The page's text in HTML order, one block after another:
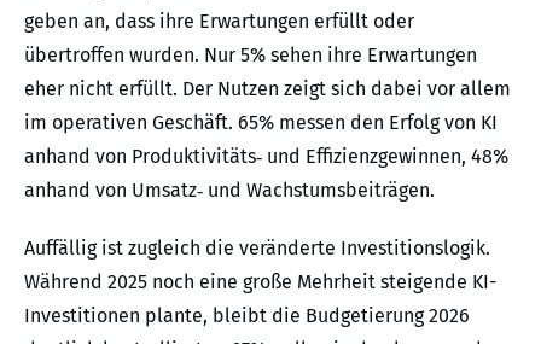
geben an, dass ihre Erwartungen erfüllt oder
übertroffen wurden. Nur 5% sehen ihre Erwartungen
eher nicht erfüllt. Der Nutzen zeigt sich dabei vor allem
im operativen Geschäft. 65% messen den Erfolg von KI
anhand von Produktivitäts‑ und Effizienzgewinnen, 48%
anhand von Umsatz‑ und Wachstumsbeiträgen.
Auffällig ist zugleich die veränderte Investitionslogik.
Während 2025 noch eine große Mehrheit steigende KI-
Investitionen plante, bleibt die Budgetierung 2026